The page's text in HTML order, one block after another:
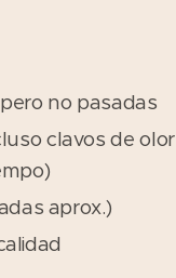
no pasadas
clavos de olor
aprox.)